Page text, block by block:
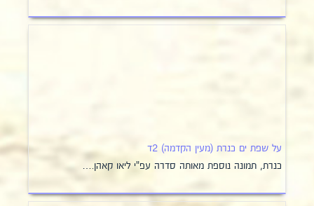
על שפת ים כנרת (מעין הקדמה) 2ד
כנרת, תמונה נוספת מאותה סדרה עפ"י ליאו קאהן.…